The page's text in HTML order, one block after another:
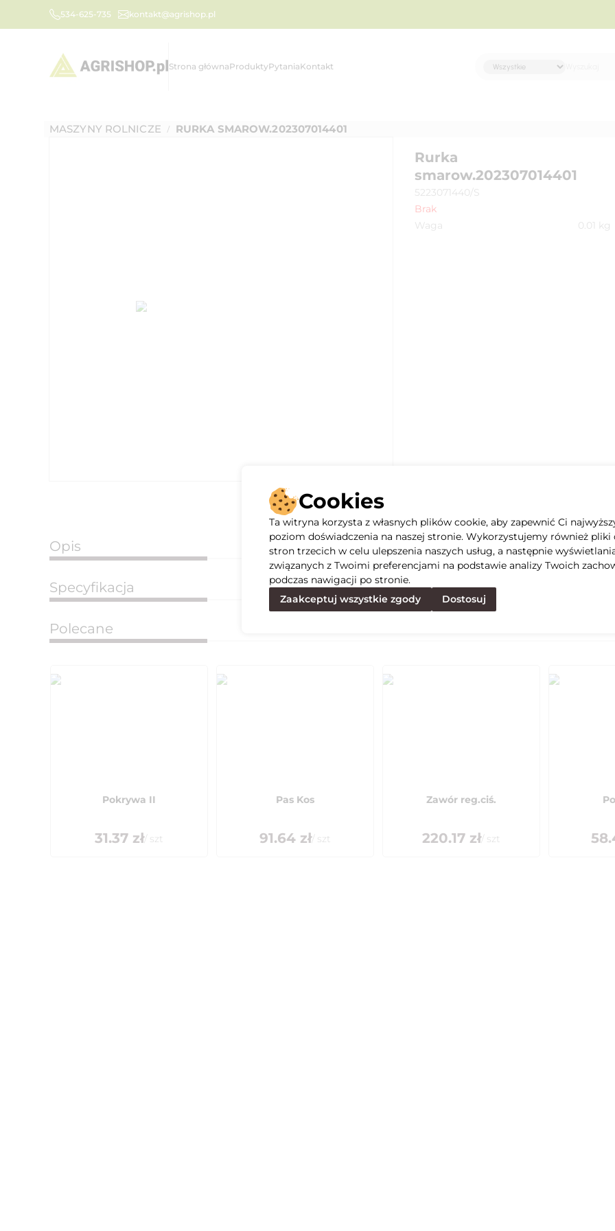
534-625-735 kontakt@agrishop.pl
Strona głównaProduktyPytaniaKontakt
MASZYNY ROLNICZE / RURKA SMAROW.202307014401
Rurka
smarow.202307014401
5223071440/S
Brak
Waga
0.01 kg
Opis
Specyfikacja
Polecane
Pokrywa II
31.37 zł/ szt
Pas Kos
91.64 zł/ szt
Zawór reg.ciś.
220.17 zł/ szt
Cookies
Ta witryna korzysta z własnych plików cookie, aby zapewnić Ci
poziom doświadczenia na naszej stronie. Wykorzystujemy również pliki
stron trzecich w celu ulepszenia naszych usług, a następnie
związanych z Twoimi preferencjami na podstawie analizy Twoich
podczas nawigacji po stronie.
Zaakceptuj wszystkie zgody
Dostosuj